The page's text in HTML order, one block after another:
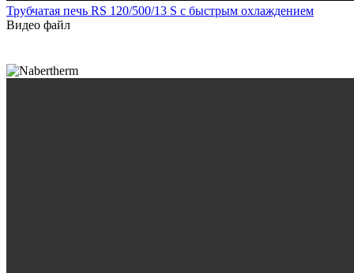
Трубчатая печь RS 120/500/13 S с быстрым охлаждением
Видео файл